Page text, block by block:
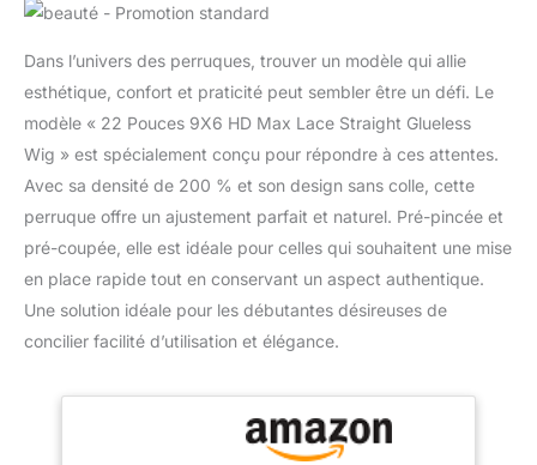
Dans l’univers des perruques, trouver un modèle qui allie
esthétique, confort et praticité peut sembler être un défi. Le
modèle « 22 Pouces 9X6 HD Max Lace Straight Glueless
Wig » est spécialement conçu pour répondre à ces attentes.
Avec sa densité de 200 % et son design sans colle, cette
perruque offre un ajustement parfait et naturel. Pré-pincée et
pré-coupée, elle est idéale pour celles qui souhaitent une mise
en place rapide tout en conservant un aspect authentique.
Une solution idéale pour les débutantes désireuses de
concilier facilité d’utilisation et élégance.